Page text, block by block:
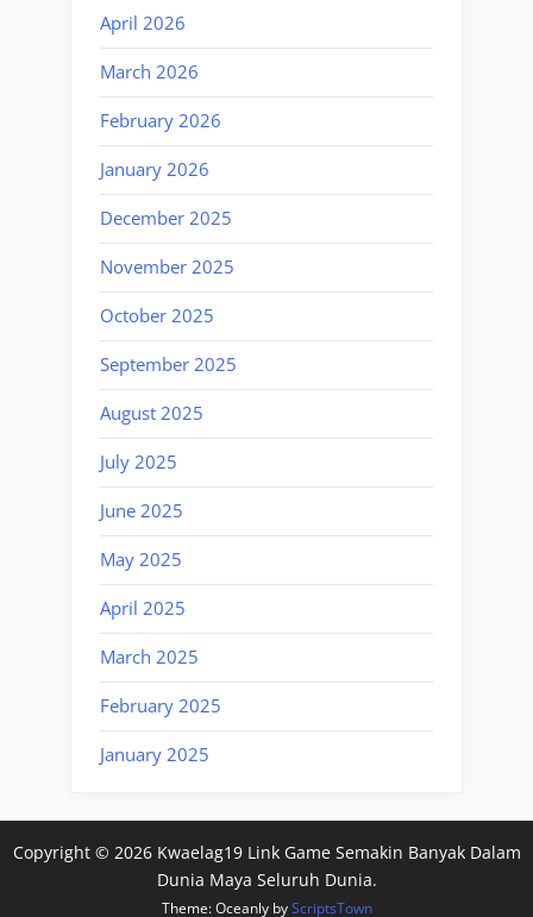
April 2026
March 2026
February 2026
January 2026
December 2025
November 2025
October 2025
September 2025
August 2025
July 2025
June 2025
May 2025
April 2025
March 2025
February 2025
January 2025
Copyright © 2026 Kwaelag19 Link Game Semakin Banyak Dalam
Dunia Maya Seluruh Dunia.
Theme: Oceanly byScriptsTown